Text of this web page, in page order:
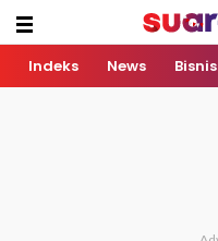
Indeks News Bisnis